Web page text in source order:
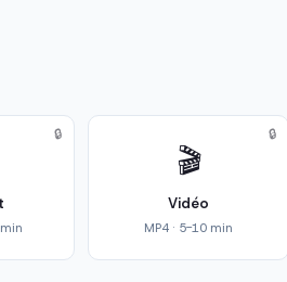
🔒
🎬
Vidéo
MP4 · 5-10 min
🔒